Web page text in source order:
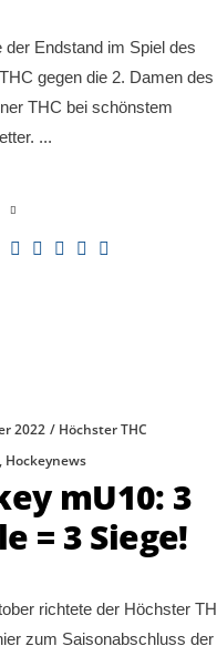
der Endstand im Spiel des
gegen die 2. Damen des
THC bei schönstem
2022
Höchster THC
, Hockeynews
mU10: 3
= 3 Siege!
richtete der Höchster
zum Saisonabschluss der